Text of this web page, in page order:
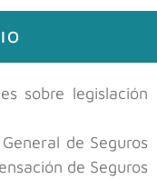
sobre legislación
de Seguros
de Seguros